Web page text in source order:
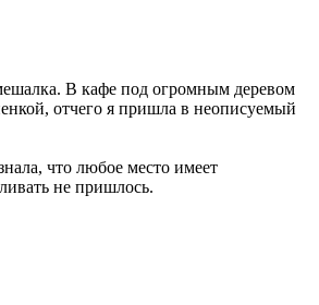
В кафе под огромным деревом
отчего я пришла в неописуемый
что любое место имеет
не пришлось.